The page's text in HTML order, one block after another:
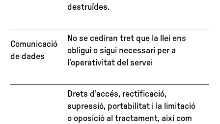
destruïdes.
Comunicació
de dades
No se cediran tret que la llei ens
obligui o sigui necessari per a
l’operativitat del servei
Drets d’accés, rectificació,
supressió, portabilitat i la limitació
o oposició al tractament, així com